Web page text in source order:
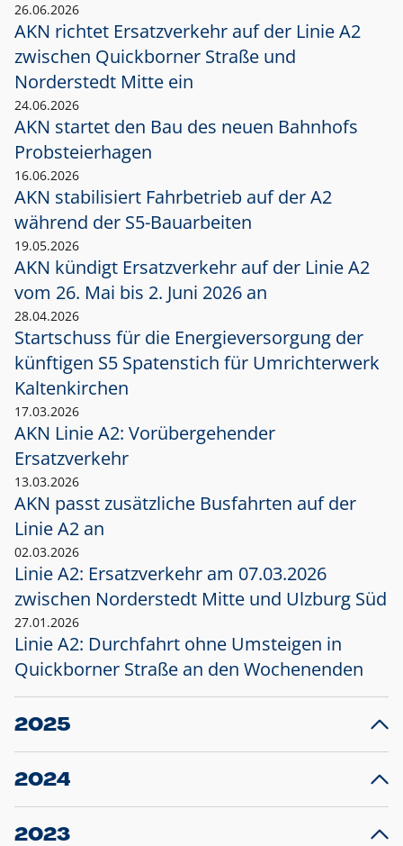
26.06.2026
AKN richtet Ersatzverkehr auf der Linie A2
zwischen Quickborner Straße und
Norderstedt Mitte ein
24.06.2026
AKN startet den Bau des neuen Bahnhofs
Probsteierhagen
16.06.2026
AKN stabilisiert Fahrbetrieb auf der A2
während der S5-Bauarbeiten
19.05.2026
AKN kündigt Ersatzverkehr auf der Linie A2
vom 26. Mai bis 2. Juni 2026 an
28.04.2026
Startschuss für die Energieversorgung der
künftigen S5 Spatenstich für Umrichterwerk
Kaltenkirchen
17.03.2026
AKN Linie A2: Vorübergehender
Ersatzverkehr
13.03.2026
AKN passt zusätzliche Busfahrten auf der
Linie A2 an
02.03.2026
Linie A2: Ersatzverkehr am 07.03.2026
zwischen Norderstedt Mitte und Ulzburg Süd
27.01.2026
Linie A2: Durchfahrt ohne Umsteigen in
Quickborner Straße an den Wochenenden
2025
23.12.2025
Projekt S5: Start der Bauarbeiten am
2024
10.12.2024
Großprojekt S5: Sperrung der Bahnstraße in
2023